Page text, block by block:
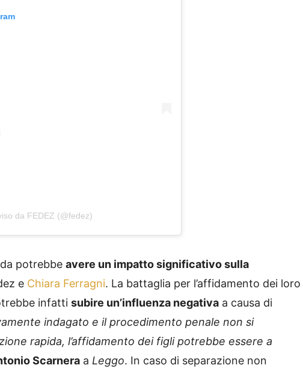
da FEDEZ (@fedez)
potrebbe avere un impatto significativo sulla
e Chiara Ferragni. La battaglia per l’affidamento dei loro
infatti subire un’influenza negativa a causa di
indagato e il procedimento penale non si
rapida, l’affidamento dei figli potrebbe essere a
Scarnera a Leggo. In caso di separazione non